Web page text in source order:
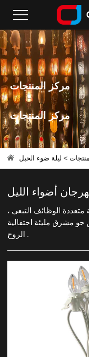
مركز المنتجات
مركز المنتجات
منتجات > ليلة ضوء الحبل
أضواء الليل
الوظائف التبعي ،
مشرق مليئة احتفالية
الروح .